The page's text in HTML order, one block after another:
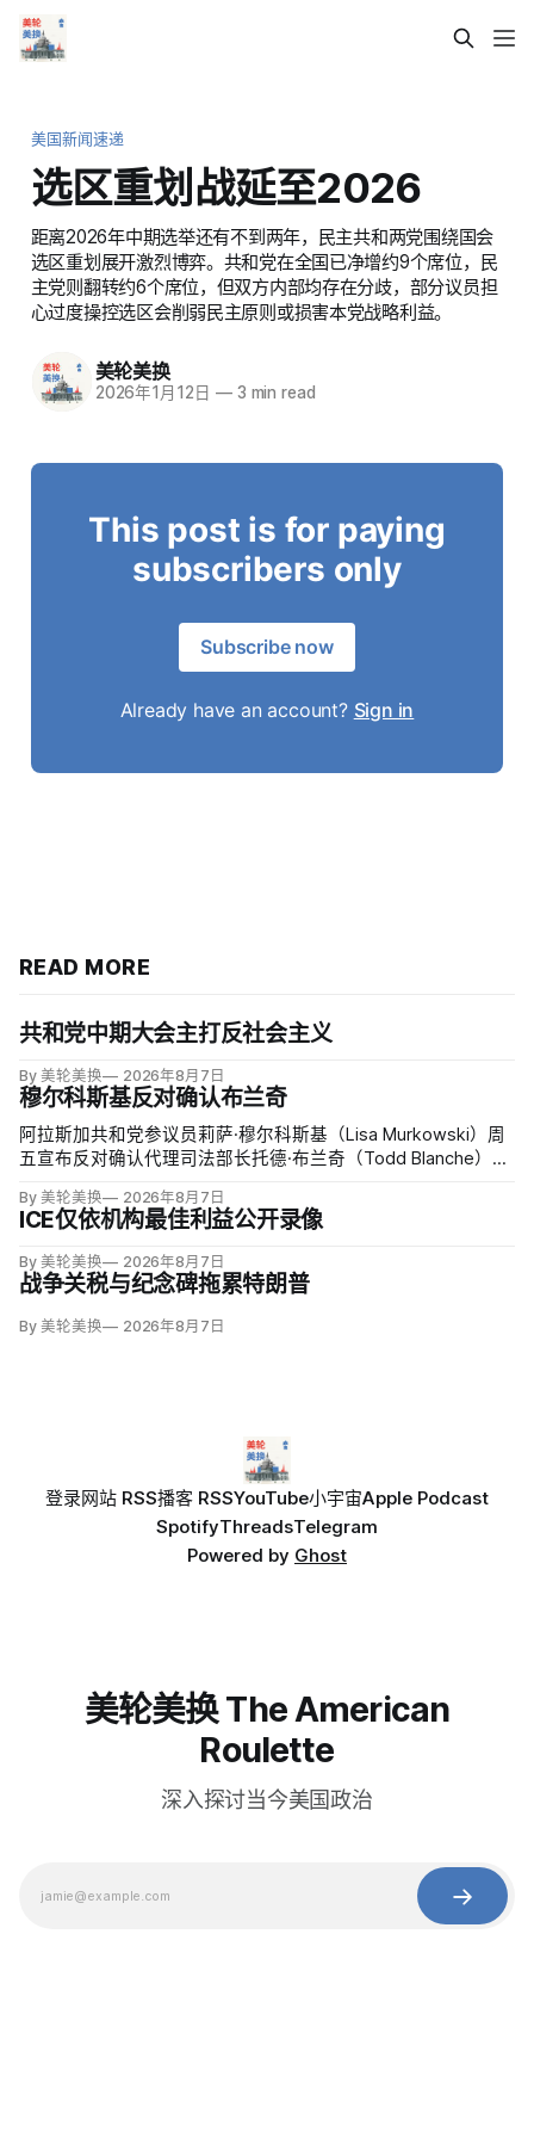
美国新闻速递
选区重划战延至2026
距离2026年中期选举还有不到两年，民主共和两党围绕国会
选区重划展开激烈博弈。共和党在全国已净增约9个席位，民
主党则翻转约6个席位，但双方内部均存在分歧，部分议员担
心过度操控选区会削弱民主原则或损害本党战略利益。
美轮美换
2026年1月12日 —3 min read
This post is for paying
subscribers only
Subscribe now
Already have an account? Sign in
READ MORE
共和党中期大会主打反社会主义
By 美轮美换 2026年8月7日
穆尔科斯基反对确认布兰奇
阿拉斯加共和党参议员莉萨·穆尔科斯基（Lisa Murkowski）周
五宣布反对确认代理司法部长托德·布兰奇（Todd Blanche），
By 美轮美换 2026年8月7日
ICE仅依机构最佳利益公开录像
By 美轮美换 2026年8月7日
战争关税与纪念碑拖累特朗普
By 美轮美换 2026年8月7日
登录网站 RSS播客 RSSYouTube小宇宙Apple Podcast
SpotifyThreadsTelegram
Powered by Ghost
美轮美换 The American
Roulette
深入探讨当今美国政治